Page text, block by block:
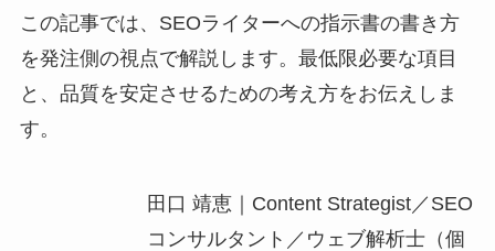
この記事では、SEOライターへの指示書の書き方
を発注側の視点で解説します。最低限必要な項目
と、品質を安定させるための考え方をお伝えしま
す。
田口 靖恵｜Content Strategist／SEO
コンサルタント／ウェブ解析士（個